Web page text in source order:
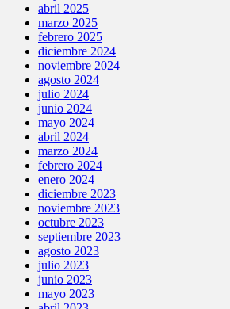
abril 2025
marzo 2025
febrero 2025
diciembre 2024
noviembre 2024
agosto 2024
julio 2024
junio 2024
mayo 2024
abril 2024
marzo 2024
febrero 2024
enero 2024
diciembre 2023
noviembre 2023
octubre 2023
septiembre 2023
agosto 2023
julio 2023
junio 2023
mayo 2023